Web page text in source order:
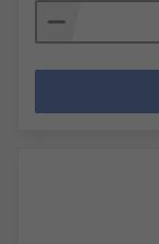
Choose from
Adhesive